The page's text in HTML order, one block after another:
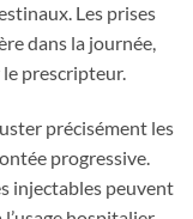
Les prises
dans la journée,
prescripteur.
précisément les
progressive.
injectables peuvent